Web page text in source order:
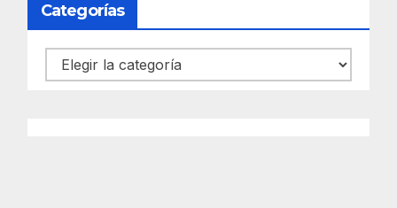
Categorías
Categorías